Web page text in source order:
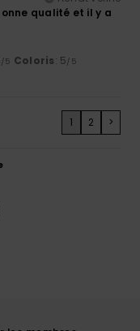
qualité et il y a
/5 Coloris: 5/5
1 2 >